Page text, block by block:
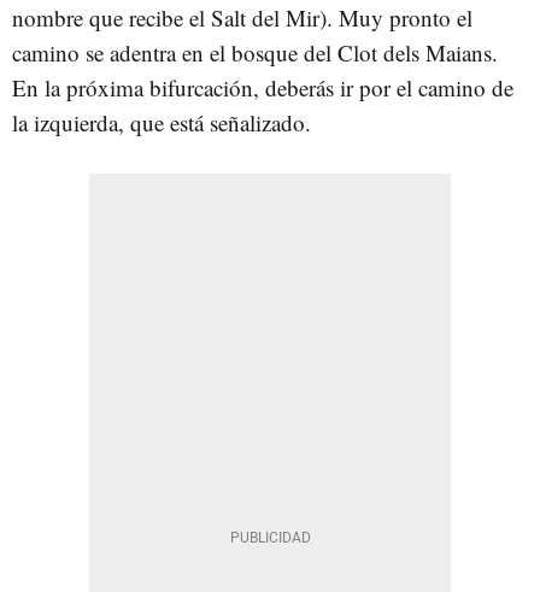
nombre que recibe el Salt del Mir). Muy pronto el
camino se adentra en el bosque del Clot dels Maians.
En la próxima bifurcación, deberás ir por el camino de
la izquierda, que está señalizado.